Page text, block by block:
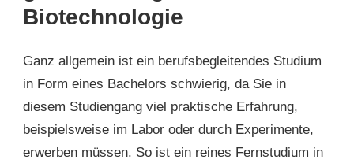
Biotechnologie
Ganz allgemein ist ein berufsbegleitendes Studium
in Form eines Bachelors schwierig, da Sie in
diesem Studiengang viel praktische Erfahrung,
beispielsweise im Labor oder durch Experimente,
erwerben müssen. So ist ein reines Fernstudium in